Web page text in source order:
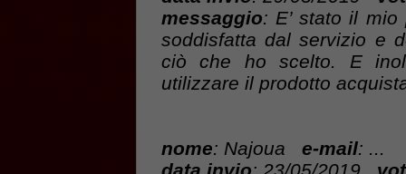
messaggio: E’ stato il
soddisfatta dal servizio e
ciò che ho scelto. E
utilizzare il prodotto
nome: Najoua e-mail: ...